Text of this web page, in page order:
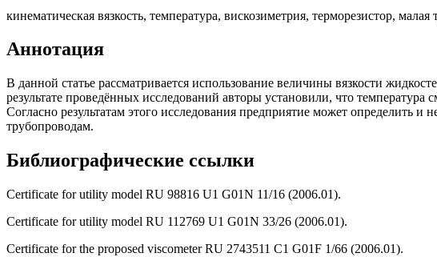
кинематическая вязкость, температура, вискозиметрия, терморезистор, малая
Аннотация
В данной статье рассматривается использование величины вязкости
результате проведённых исследований авторы установили, что
Согласно результатам этого исследования предприятие может определить
трубопроводам.
Библиографические ссылки
Certificate for utility model RU 98816 U1 G01N 11/16 (2006.01).
Certificate for utility model RU 112769 U1 G01N 33/26 (2006.01).
Certificate for the proposed viscometer RU 2743511 C1 G01F 1/66 (2006.01).